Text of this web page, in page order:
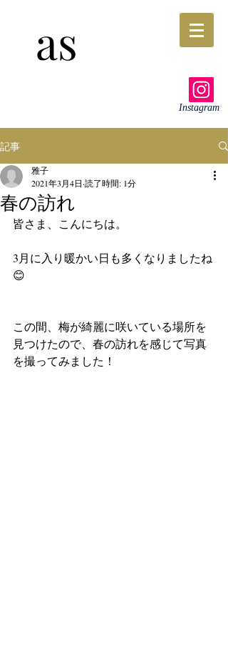
as
Instagram
記事
春の訪れ
雅子
2021年3月4日 読了時間: 1分
皆さま、こんにちは。
3月に入り暖かい日も多くなりましたね
😊
この間、梅が綺麗に咲いている場所を
見つけたので、春の訪れを感じて写真
を撮ってみました！